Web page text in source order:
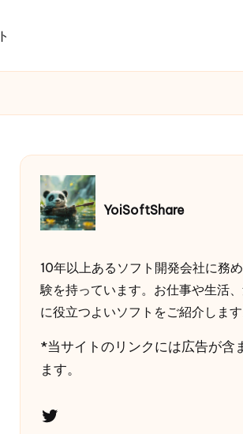
YoiSoftShare
10年以上あるソフト開発会社に務
験を持っています。お仕事や生活
に役立つよいソフトをご紹介します
*当サイトのリンクには広告が含
ます。
Twitter